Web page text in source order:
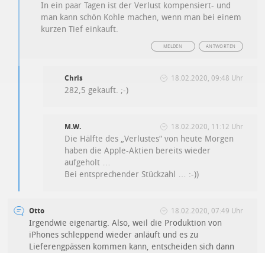
In ein paar Tagen ist der Verlust kompensiert- und
man kann schön Kohle machen, wenn man bei einem
kurzen Tief einkauft.
ANTWORTEN
MELDEN
Chris 18.02.2020, 09:48 Uhr
282,5 gekauft. ;-)
M.W. 18.02.2020, 11:12 Uhr
Die Hälfte des „Verlustes“ von heute Morgen
haben die Apple-Aktien bereits wieder
aufgeholt …
Bei entsprechender Stückzahl … :-))
Otto 18.02.2020, 07:49 Uhr
Irgendwie eigenartig. Also, weil die Produktion von
iPhones schleppend wieder anläuft und es zu
Lieferengpässen kommen kann, entscheiden sich dann